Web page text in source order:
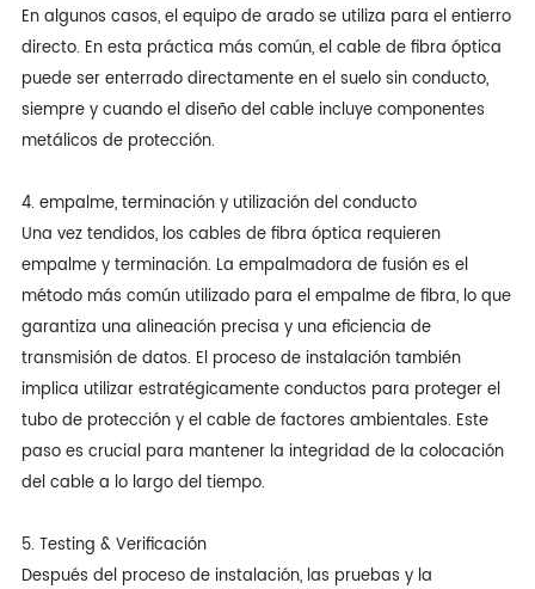
En algunos casos, el equipo de arado se utiliza para el entierro
directo. En esta práctica más común, el cable de fibra óptica
puede ser enterrado directamente en el suelo sin conducto,
siempre y cuando el diseño del cable incluye componentes
metálicos de protección.
4. empalme, terminación y utilización del conducto
Una vez tendidos, los cables de fibra óptica requieren
empalme y terminación. La empalmadora de fusión es el
método más común utilizado para el empalme de fibra, lo que
garantiza una alineación precisa y una eficiencia de
transmisión de datos. El proceso de instalación también
implica utilizar estratégicamente conductos para proteger el
tubo de protección y el cable de factores ambientales. Este
paso es crucial para mantener la integridad de la colocación
del cable a lo largo del tiempo.
5. Testing & Verificación
Después del proceso de instalación, las pruebas y la